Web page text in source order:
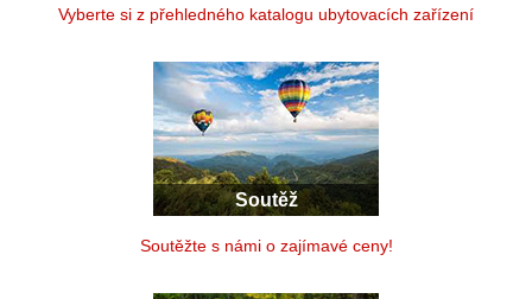
Vyberte si z přehledného katalogu ubytovacích zařízení
Soutěž
Soutěžte s námi o zajímavé ceny!